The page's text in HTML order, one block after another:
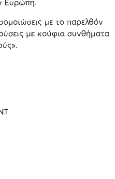
Ευρώπη.
με το παρελθόν
με κούφια συνθήματα